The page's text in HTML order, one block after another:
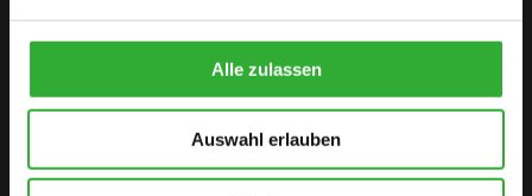
Alle zulassen
Auswahl erlauben
LADER